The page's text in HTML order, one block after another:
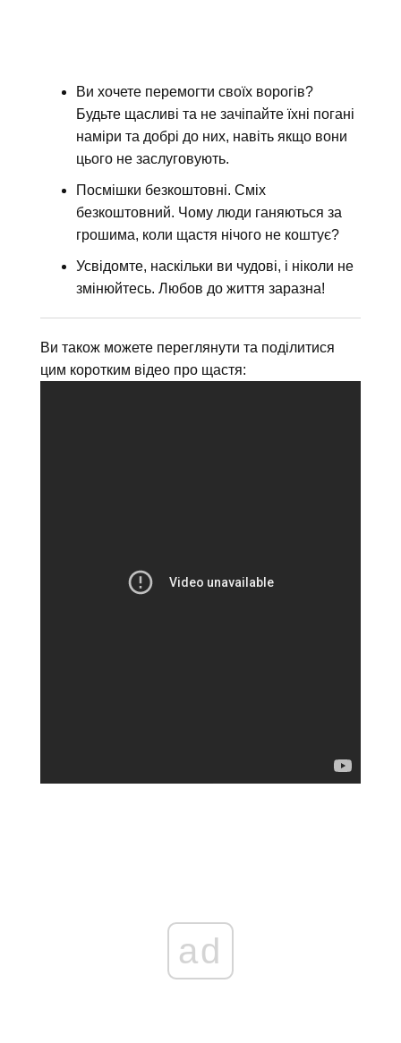
Ви хочете перемогти своїх ворогів?
Будьте щасливі та не зачіпайте їхні погані
наміри та добрі до них, навіть якщо вони
цього не заслуговують.
Посмішки безкоштовні. Сміх
безкоштовний. Чому люди ганяються за
грошима, коли щастя нічого не коштує?
Усвідомте, наскільки ви чудові, і ніколи не
змінюйтесь. Любов до життя заразна!
Ви також можете переглянути та поділитися
цим коротким відео про щастя:
ad